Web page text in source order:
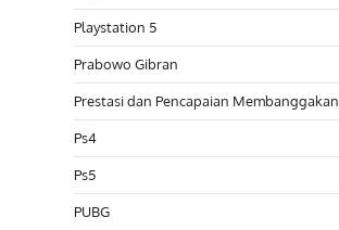
Playstation 5
Prabowo Gibran
Prestasi dan Pencapaian Membanggakan
Ps4
Ps5
PUBG